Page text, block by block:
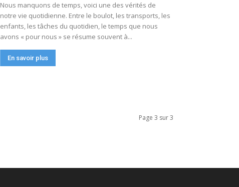
Nous manquons de temps, voici une des vérités de
notre vie quotidienne. Entre le boulot, les transports, les
enfants, les tâches du quotidien, le temps que nous
avons « pour nous » se résume souvent à...
En savoir plus
Page 3 sur 3